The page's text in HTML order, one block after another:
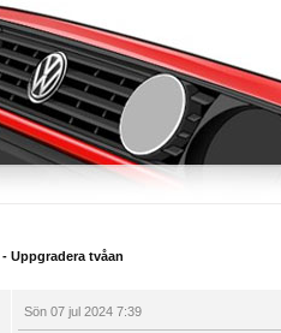
- Uppgradera tvåan
Sön 07 jul 2024 7:39